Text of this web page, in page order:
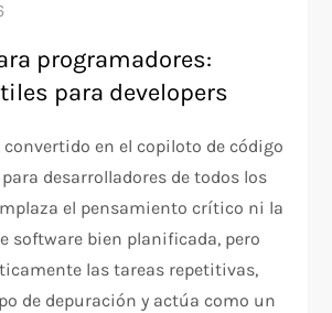
programadores:
para developers
convertido en el copiloto de código
desarrolladores de todos los
el pensamiento crítico ni la
software bien planificada, pero
las tareas repetitivas,
de depuración y actúa como un